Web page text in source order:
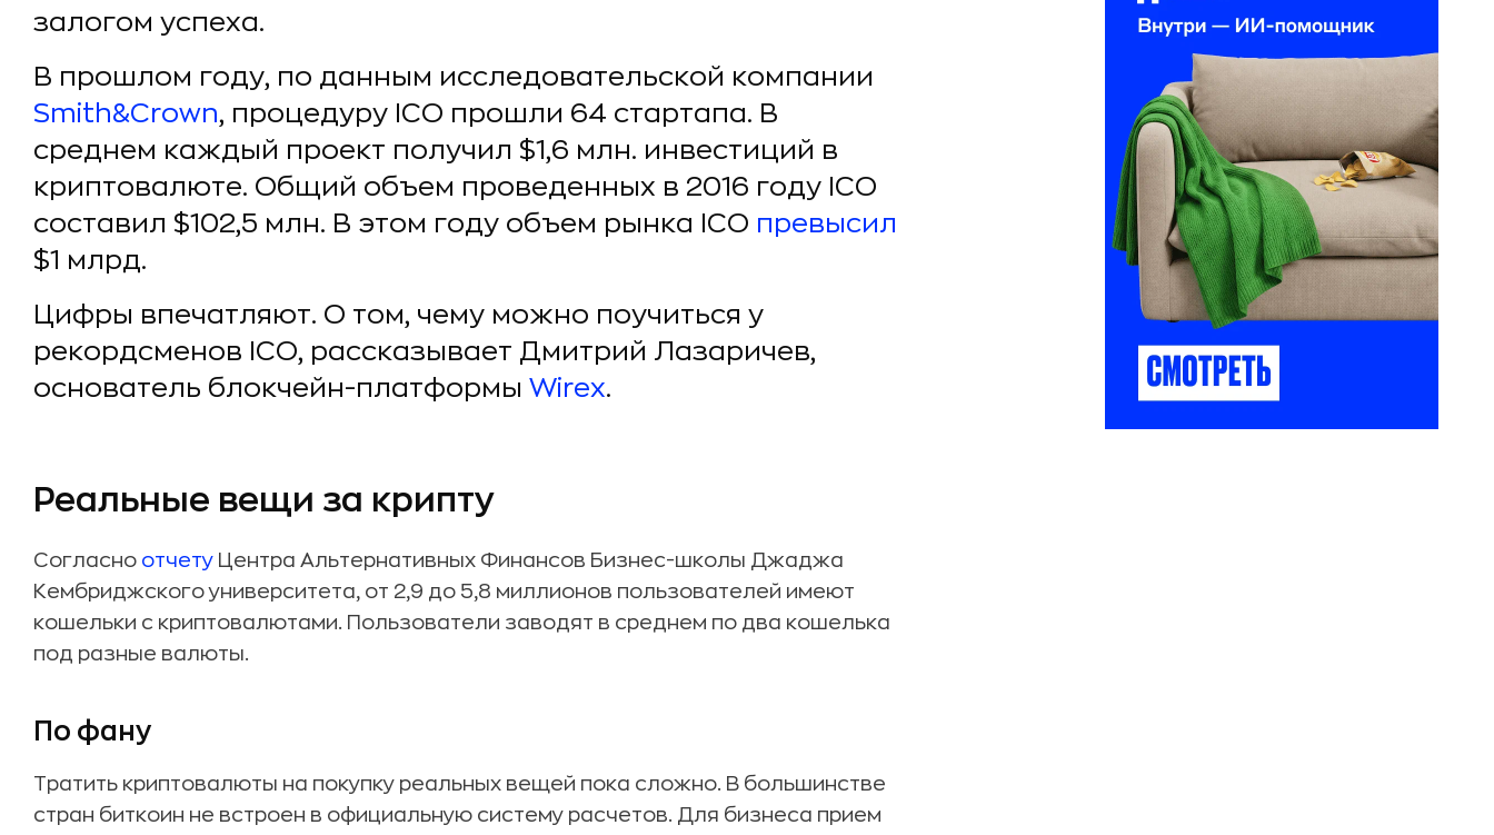
залогом успеха.
В прошлом году, по данным исследовательской компании
Smith&Crown, процедуру ICO прошли 64 стартапа. В
среднем каждый проект получил $1,6 млн. инвестиций в
криптовалюте. Общий объем проведенных в 2016 году ICO
составил $102,5 млн. В этом году объем рынка ICO превысил
$1 млрд.
Цифры впечатляют. О том, чему можно поучиться у
рекордсменов ICO, рассказывает Дмитрий Лазаричев,
основатель блокчейн-платформы Wirex.
Реальные вещи за крипту
Согласно отчету Центра Альтернативных Финансов Бизнес-школы Джаджа
Кембриджского университета, от 2,9 до 5,8 миллионов пользователей имеют
кошельки с криптовалютами. Пользователи заводят в среднем по два кошелька
под разные валюты.
По фану
Тратить криптовалюты на покупку реальных вещей пока сложно. В большинстве
стран биткоин не встроен в официальную систему расчетов. Для бизнеса прием